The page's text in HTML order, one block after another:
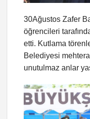
30Ağustos Zafer
öğrencileri
etti. Kutlama
Belediyesi
unutulmaz anlar